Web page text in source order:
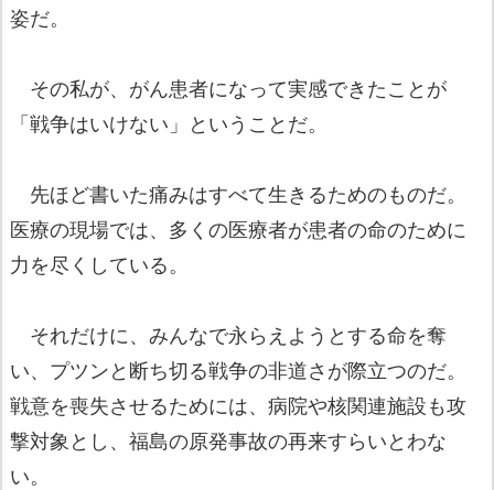
姿だ。
その私が、がん患者になって実感できたことが
「戦争はいけない」ということだ。
先ほど書いた痛みはすべて生きるためのものだ。
医療の現場では、多くの医療者が患者の命のために
力を尽くしている。
それだけに、みんなで永らえようとする命を奪
い、プツンと断ち切る戦争の非道さが際立つのだ。
戦意を喪失させるためには、病院や核関連施設も攻
撃対象とし、福島の原発事故の再来すらいとわな
い。